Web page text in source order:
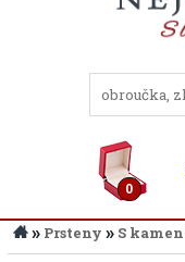
0
» Prsteny » S